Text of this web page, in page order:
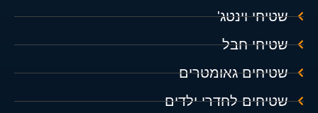
שטיחי וינטג'
שטיחי חבל
שטיחים גאומטרים
שטיחים לחדרי ילדים